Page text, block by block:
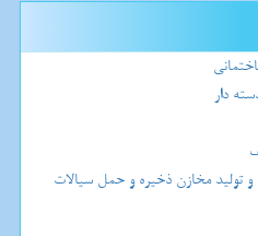
دار
تولید مخازن ذخیره و حمل سیالات